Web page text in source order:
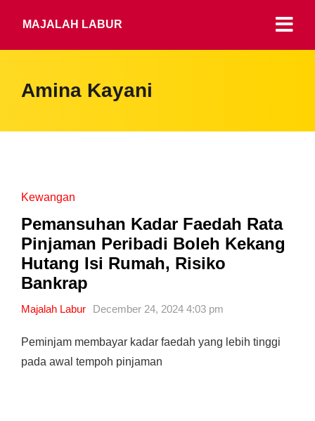
MAJALAH LABUR
Amina Kayani
Kewangan
Pemansuhan Kadar Faedah Rata
Pinjaman Peribadi Boleh Kekang
Hutang Isi Rumah, Risiko
Bankrap
Majalah Labur December 24, 2024 4:03 pm
Peminjam membayar kadar faedah yang lebih tinggi
pada awal tempoh pinjaman